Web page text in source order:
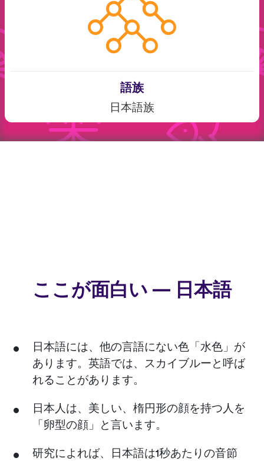
語族
日本語族
ここが面白い — 日本語
日本語には、他の言語にない色「水色」が
あります。英語では、スカイブルーと呼ば
れることがあります。
日本人は、美しい、楕円形の顔を持つ人を
「卵型の顔」と言います。
研究によれば、日本語は1秒あたりの音節